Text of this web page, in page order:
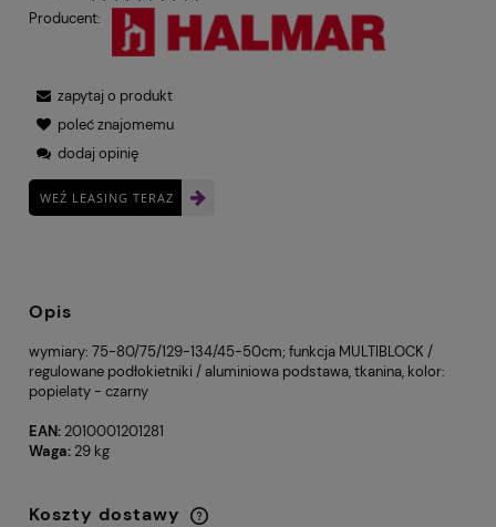
Producent:
zapytaj o produkt
poleć znajomemu
dodaj opinię
WEŹ LEASING TERAZ
Opis
wymiary: 75-80/75/129-134/45-50cm; funkcja MULTIBLOCK /
regulowane podłokietniki / aluminiowa podstawa, tkanina, kolor:
popielaty - czarny
EAN: 2010001201281
Waga: 29 kg
Koszty dostawy